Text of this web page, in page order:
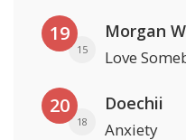
19
15
Morgan
Love
20
18
Doechii
Anxiety